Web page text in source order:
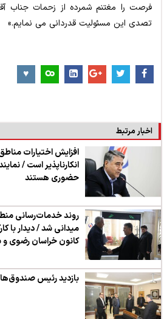
فرصت را مغتنم شمرده از زحمات جناب
تصدی این مسئولیت قدردانی می نمایم.»
اخبار مرتبط
افزایش اختیارات
انکارناپذیر است /
حضوری هستند
میدانی شد / دیدار با
کانون خراسان رضوی و
بازدید رئیس صندوق‌ها از